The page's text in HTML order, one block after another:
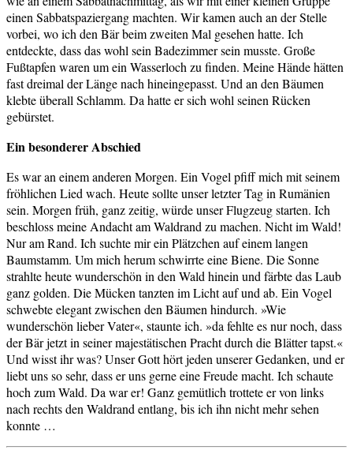
einen Sabbatspaziergang machten. Wir kamen auch an der Stelle
vorbei, wo ich den Bär beim zweiten Mal gesehen hatte. Ich
entdeckte, dass das wohl sein Badezimmer sein musste. Große
Fußtapfen waren um ein Wasserloch zu finden. Meine Hände hätten
fast dreimal der Länge nach hineingepasst. Und an den Bäumen
klebte überall Schlamm. Da hatte er sich wohl seinen Rücken
gebürstet.
Ein besonderer Abschied
Es war an einem anderen Morgen. Ein Vogel pfiff mich mit seinem
fröhlichen Lied wach. Heute sollte unser letzter Tag in Rumänien
sein. Morgen früh, ganz zeitig, würde unser Flugzeug starten. Ich
beschloss meine Andacht am Waldrand zu machen. Nicht im Wald!
Nur am Rand. Ich suchte mir ein Plätzchen auf einem langen
Baumstamm. Um mich herum schwirrte eine Biene. Die Sonne
strahlte heute wunderschön in den Wald hinein und färbte das Laub
ganz golden. Die Mücken tanzten im Licht auf und ab. Ein Vogel
schwebte elegant zwischen den Bäumen hindurch. »Wie
wunderschön lieber Vater«, staunte ich. »da fehlte es nur noch, dass
der Bär jetzt in seiner majestätischen Pracht durch die Blätter tapst.«
Und wisst ihr was? Unser Gott hört jeden unserer Gedanken, und er
liebt uns so sehr, dass er uns gerne eine Freude macht. Ich schaute
hoch zum Wald. Da war er! Ganz gemütlich trottete er von links
nach rechts den Waldrand entlang, bis ich ihn nicht mehr sehen
konnte …